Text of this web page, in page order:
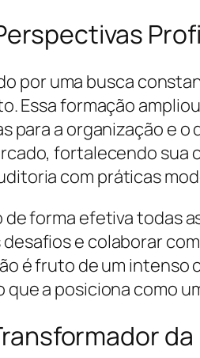
por uma busca
Essa formação
para a organização e
fortalecendo
com práticas
forma efetiva todas
e colaborar
é fruto de um
a posiciona como